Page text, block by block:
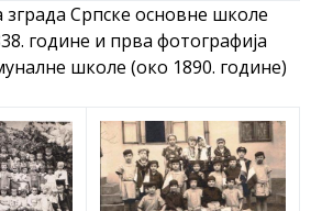
Српске основне школе
године и прва фотографија
школе (око 1890. године)